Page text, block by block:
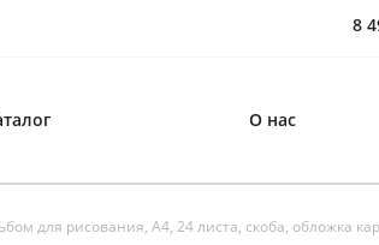
8
О нас
для рисования, А4, 24 листа, скоба, обложка